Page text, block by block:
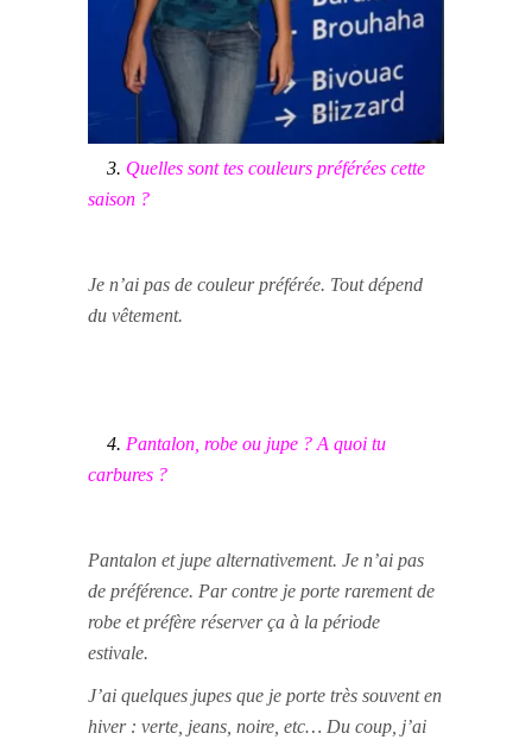
3. Quelles sont tes couleurs préférées cette
saison ?
Je n’ai pas de couleur préférée. Tout dépend
du vêtement.
4. Pantalon, robe ou jupe ? A quoi tu
carbures ?
Pantalon et jupe alternativement. Je n’ai pas
de préférence. Par contre je porte rarement de
robe et préfère réserver ça à la période
estivale.
J’ai quelques jupes que je porte très souvent en
hiver : verte, jeans, noire, etc… Du coup, j’ai